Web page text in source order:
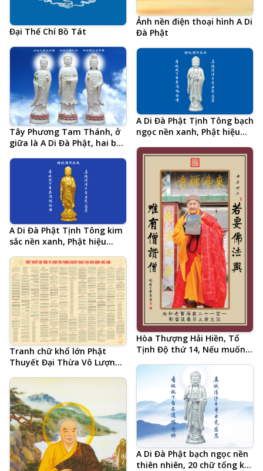
Đại Thế Chí Bồ Tát
Ảnh nền điện thoại hình A Di
Đà Phật
Tây Phương Tam Thánh, ở
giữa là A Di Đà Phật, hai bên
Quan Thế Âm Bồ Tát
A Di Đà Phật Tịnh Tông bạch
ngọc nền xanh, Phật hiệu
đắc cả đời học Phật của Hòa
Thượng Tịnh Không, hình
Phật chất lượng cao, kích
thước lớn, ảnh chiều ngang
Hòa Thượng Hải Hiền, Tổ
Tịnh Độ thứ 14, Nếu muốn
Tăng khen Tăng, pháp ngữ
tiếng Trung
A Di Đà Phật Tịnh Tông kim
sắc nền xanh, Phật hiệu
đắc cả đời học Phật của Hòa
Thượng Tịnh Không, hình
Phật chất lượng cao, kích
thước lớn, ảnh chiều ngang
Tranh chữ khổ lớn Phật
Thuyết Đại Thừa Vô Lượng
Tịnh Bình Đẳng Giác Kinh
(Âm Hán Văn) do Lão Cư Sĩ
Hạ Liên Cư Hội Tập
A Di Đà Phật bạch ngọc nền
thiên nhiên, 20 chữ tổng kết